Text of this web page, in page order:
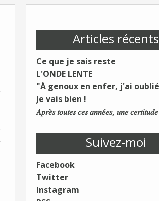
Articles récents
Ce que je sais reste
L'ONDE LENTE
Je vais bien !
Suivez-moi
Facebook
Twitter
Instagram